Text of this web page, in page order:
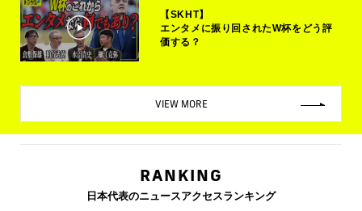
【SKHT】
エンタメに振り回されたW杯をどう評
価する？
VIEW MORE
RANKING
日本代表のニュースアクセスランキング